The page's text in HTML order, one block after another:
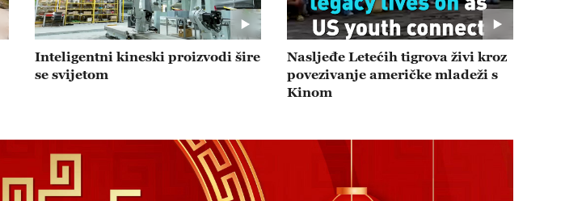
Inteligentni kineski proizvodi šire
se svijetom
Nasljeđe Letećih tigrova živi kroz
povezivanje američke mladeži s
Kinom